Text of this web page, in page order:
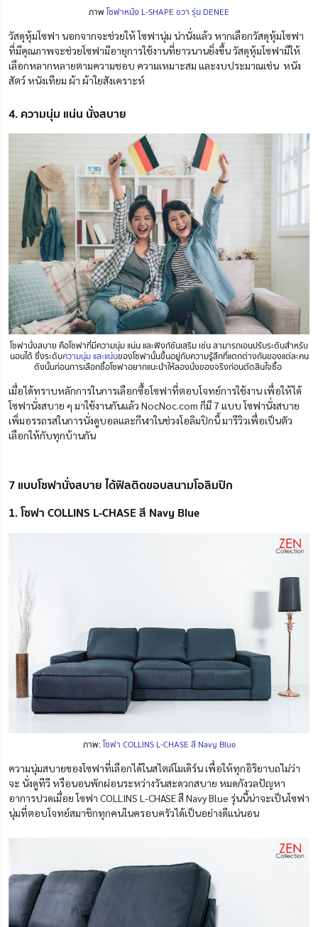
ภาพ โซฟาหนัง L-SHAPE ขวา รุ่น DENEE
วัสดุหุ้มโซฟา นอกจากจะช่วยให้ โซฟานุ่ม น่านั่งแล้ว หากเลือกวัสดุหุ้มโซฟา
ที่มีคุณภาพจะช่วยโซฟามีอายุการใช้งานที่ยาวนานยิ่งขึ้น วัสดุหุ้มโซฟามีให้
เลือกหลากหลายตามความชอบ ความเหมาะสม และงบประมาณเช่น หนัง
สัตว์ หนังเทียม ผ้า ผ้าใยสังเคราะห์
4. ความนุ่ม แน่น นั่งสบาย
โซฟานั่งสบาย คือโซฟาที่มีความนุ่ม แน่น และฟังก์ชันเสริม เช่น สามารถเอนปรับระดับสำหรับ
นอนได้ ซึ่งระดับความนุ่ม และแน่นของโซฟานั้นขึ้นอยู่กับความรู้สึกที่แตกต่างกันของแต่ละคน
ดังนั้นก่อนการเลือกซื้อโซฟาอยากแนะนำให้ลองนั่งของจริงก่อนตัดสินใจซื้อ
เมื่อได้ทราบหลักการในการเลือกซื้อโซฟาที่ตอบโจทย์การใช้งาน เพื่อให้ได้
โซฟานั่งสบาย ๆ มาใช้งานกันแล้ว NocNoc.com ก็มี 7 แบบ โซฟานั่งสบาย
เพิ่มอรรถรสในการนั่งดูบอลและกีฬาในช่วงโอลิมปิกนี้ มารีวิวเพื่อเป็นตัว
เลือกให้กับทุกบ้านกัน
7 แบบโซฟานั่งสบาย ได้ฟิลติดขอบสนามโอลิมปิก
1. โซฟา COLLINS L-CHASE สี Navy Blue
ภาพ:โซฟา COLLINS L-CHASE สี Navy Blue
ความนุ่มสบายของโซฟาที่เลือกได้ในสไตล์โมเดิร์น เพื่อให้ทุกอิริยาบถไม่ว่า
จะ นั่งดูทีวี หรือนอนพักผ่อนระหว่างวันสะดวกสบาย หมดกังวลปัญหา
อาการปวดเมื่อย โซฟา COLLINS L-CHASE สี Navy Blue รุ่นนี้น่าจะเป็นโซฟา
นุ่มที่ตอบโจทย์สมาชิกทุกคนในครอบครัวได้เป็นอย่างดีแน่นอน